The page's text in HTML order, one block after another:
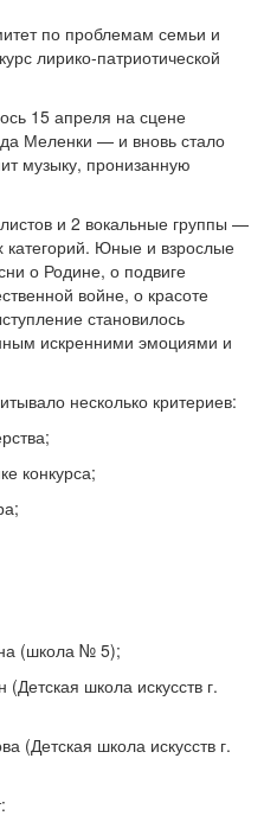
по проблемам семьи и
лирико-патриотической
15 апреля на сцене
Меленки — и вновь стало
музыку, пронизанную
и 2 вокальные группы —
категорий. Юные и взрослые
о Родине, о подвиге
войне, о красоте
становилось
искренними эмоциями и
несколько критериев:
конкурса;
(школа № 5);
школа искусств г.
(Детская школа искусств г.